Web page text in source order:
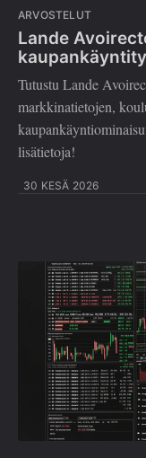
ARVOSTELUT
Lande
Tutustu Lande
markkinatietojen,
lisätietoja!
30 KESÄ 2026